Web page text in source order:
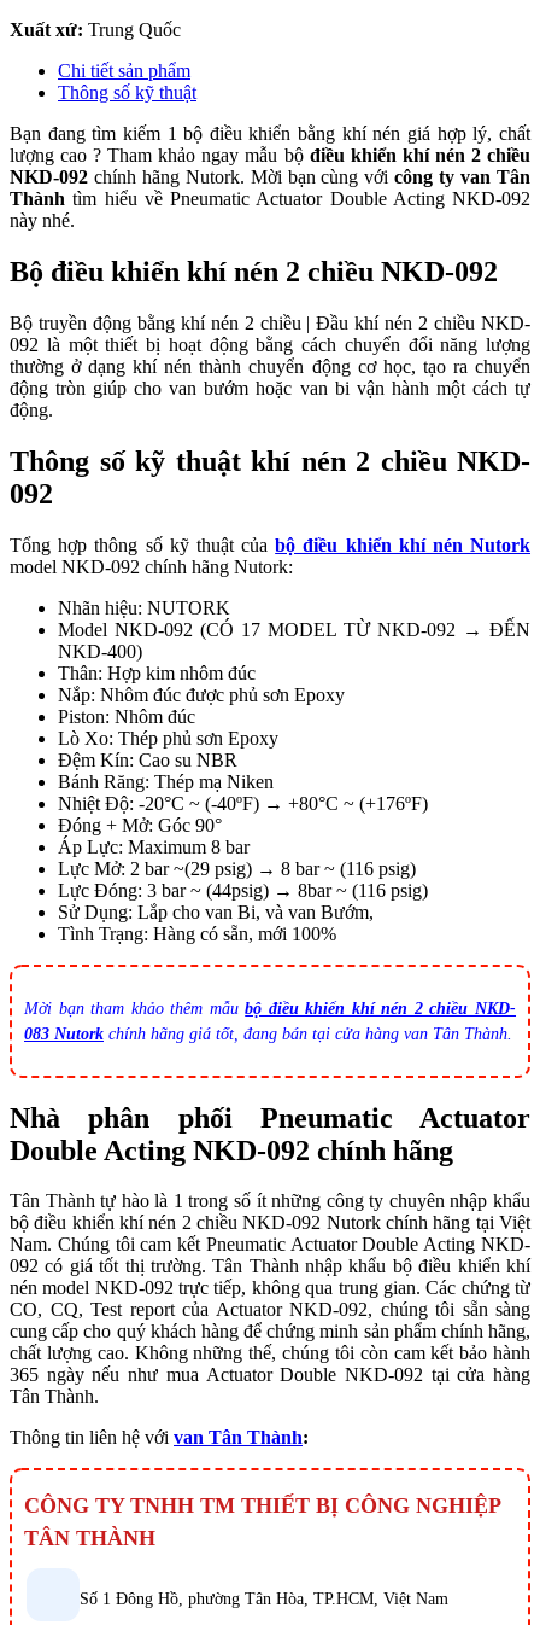
Xuất xứ: Trung Quốc
Chi tiết sản phẩm
Thông số kỹ thuật
Bạn đang tìm kiếm 1 bộ điều khiển bằng khí nén giá hợp lý, chất
lượng cao ? Tham khảo ngay mẫu bộ điều khiển khí nén 2 chiều
NKD-092 chính hãng Nutork. Mời bạn cùng vớicông ty van Tân
Thành tìm hiểu về Pneumatic Actuator Double Acting NKD-092
này nhé.
Bộ điều khiển khí nén 2 chiều NKD-092
Bộ truyền động bằng khí nén 2 chiều | Đầu khí nén 2 chiều NKD-
092 là một thiết bị hoạt động bằng cách chuyển đổi năng lượng
thường ở dạng khí nén thành chuyển động cơ học, tạo ra chuyển
động tròn giúp cho van bướm hoặc van bi vận hành một cách tự
động.
Thông số kỹ thuật khí nén 2 chiều NKD-
092
Tổng hợp thông số kỹ thuật củabộ điều khiển khí nén Nutork
model NKD-092 chính hãng Nutork:
Nhãn hiệu: NUTORK
Model NKD-092 (CÓ 17 MODEL TỪ NKD-092 → ĐẾN
NKD-400)
Thân: Hợp kim nhôm đúc
Nắp: Nhôm đúc được phủ sơn Epoxy
Piston: Nhôm đúc
Lò Xo: Thép phủ sơn Epoxy
Đệm Kín: Cao su NBR
Bánh Răng: Thép mạ Niken
Nhiệt Độ: -20°C ~ (-40ºF) → +80°C ~ (+176ºF)
Đóng + Mở: Góc 90°
Áp Lực: Maximum 8 bar
Lực Mở: 2 bar ~(29 psig) → 8 bar ~ (116 psig)
Lực Đóng: 3 bar ~ (44psig) → 8bar ~ (116 psig)
Sử Dụng: Lắp cho van Bi, và van Bướm,
Tình Trạng: Hàng có sẵn, mới 100%
Mời bạn tham khảo thêm mẫubộ điều khiển khí nén 2 chiều NKD-
083 Nutork chính hãng giá tốt, đang bán tại cửa hàng van Tân Thành.
Nhà phân phối Pneumatic Actuator
Double Acting NKD-092 chính hãng
Tân Thành tự hào là 1 trong số ít những công ty chuyên nhập khẩu
bộ điều khiển khí nén 2 chiều NKD-092 Nutork chính hãng tại Việt
Nam. Chúng tôi cam kết Pneumatic Actuator Double Acting NKD-
092 có giá tốt thị trường. Tân Thành nhập khẩu bộ điều khiển khí
nén model NKD-092 trực tiếp, không qua trung gian. Các chứng từ
CO, CQ, Test report của Actuator NKD-092, chúng tôi sẵn sàng
cung cấp cho quý khách hàng để chứng minh sản phẩm chính hãng,
chất lượng cao. Không những thế, chúng tôi còn cam kết bảo hành
365 ngày nếu như mua Actuator Double NKD-092 tại cửa hàng
Tân Thành.
Thông tin liên hệ với van Tân Thành:
CÔNG TY TNHH TM THIẾT BỊ CÔNG NGHIỆP
TÂN THÀNH
Số 1 Đông Hồ, phường Tân Hòa, TP.HCM, Việt Nam